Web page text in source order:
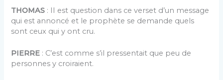
THOMAS : II est question dans ce verset d’un message
qui est annoncé et le prophète se demande quels
sont ceux qui y ont cru.
PIERRE : C’est comme s’il pressentait que peu de
personnes y croiraient.